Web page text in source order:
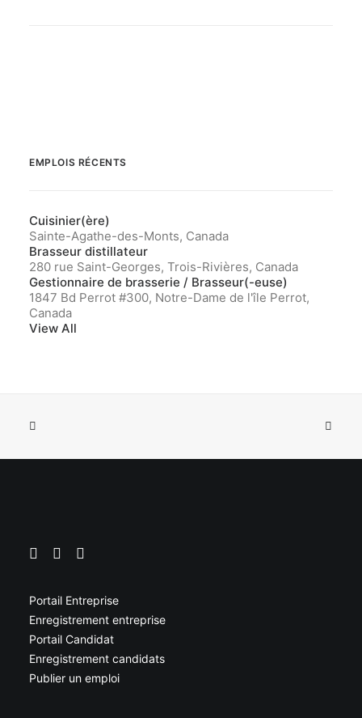
EMPLOIS RÉCENTS
Cuisinier(ère)
Sainte-Agathe-des-Monts, Canada
Brasseur distillateur
280 rue Saint-Georges, Trois-Rivières, Canada
Gestionnaire de brasserie / Brasseur(-euse)
1847 Bd Perrot #300, Notre-Dame de l'île Perrot,
Canada
View All
Portail Entreprise
Enregistrement entreprise
Portail Candidat
Enregistrement candidats
Publier un emploi